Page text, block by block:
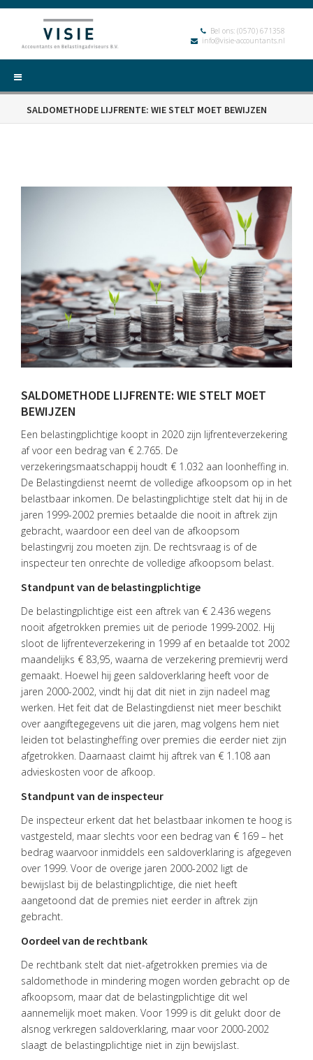
Bel ons: (0570) 671358
info@visie-accountants.nl
HOME
DIENSTEN
OVER
ONS
TEAM
ACTUEEL
VACATURES
CONTACT
SALDOMETHODE LIJFRENTE: WIE STELT MOET BEWIJZEN
SALDOMETHODE LIJFRENTE: WIE STELT MOET
BEWIJZEN
Een belastingplichtige koopt in 2020 zijn lijfrenteverzekering
af voor een bedrag van € 2.765. De
verzekeringsmaatschappij houdt € 1.032 aan loonheffing in.
De Belastingdienst neemt de volledige afkoopsom op in het
belastbaar inkomen. De belastingplichtige stelt dat hij in de
jaren 1999-2002 premies betaalde die nooit in aftrek zijn
gebracht, waardoor een deel van de afkoopsom
belastingvrij zou moeten zijn. De rechtsvraag is of de
inspecteur ten onrechte de volledige afkoopsom belast.
Standpunt van de belastingplichtige
De belastingplichtige eist een aftrek van € 2.436 wegens
nooit afgetrokken premies uit de periode 1999-2002. Hij
sloot de lijfrenteverzekering in 1999 af en betaalde tot 2002
maandelijks € 83,95, waarna de verzekering premievrij werd
gemaakt. Hoewel hij geen saldoverklaring heeft voor de
jaren 2000-2002, vindt hij dat dit niet in zijn nadeel mag
werken. Het feit dat de Belastingdienst niet meer beschikt
over aangiftegegevens uit die jaren, mag volgens hem niet
leiden tot belastingheffing over premies die eerder niet zijn
afgetrokken. Daarnaast claimt hij aftrek van € 1.108 aan
advieskosten voor de afkoop.
Standpunt van de inspecteur
De inspecteur erkent dat het belastbaar inkomen te hoog is
vastgesteld, maar slechts voor een bedrag van € 169 – het
bedrag waarvoor inmiddels een saldoverklaring is afgegeven
over 1999. Voor de overige jaren 2000-2002 ligt de
bewijslast bij de belastingplichtige, die niet heeft
aangetoond dat de premies niet eerder in aftrek zijn
gebracht.
Oordeel van de rechtbank
De rechtbank stelt dat niet-afgetrokken premies via de
saldomethode in mindering mogen worden gebracht op de
afkoopsom, maar dat de belastingplichtige dit wel
aannemelijk moet maken. Voor 1999 is dit gelukt door de
alsnog verkregen saldoverklaring, maar voor 2000-2002
slaagt de belastingplichtige niet in zijn bewijslast.